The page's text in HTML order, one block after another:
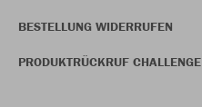
BESTELLUNG WIDERRUFEN
PRODUKTRÜCKRUF CHALLENGE